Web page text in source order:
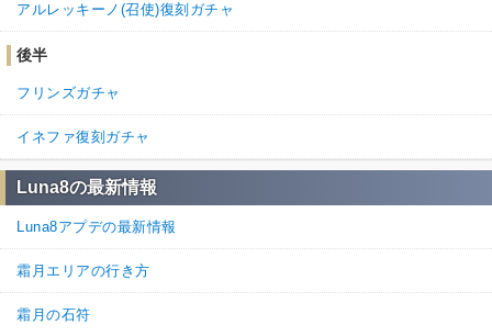
アルレッキーノ(召使)復刻ガチャ
後半
フリンズガチャ
イネファ復刻ガチャ
Luna8の最新情報
Luna8アプデの最新情報
霜月エリアの行き方
霜月の石符